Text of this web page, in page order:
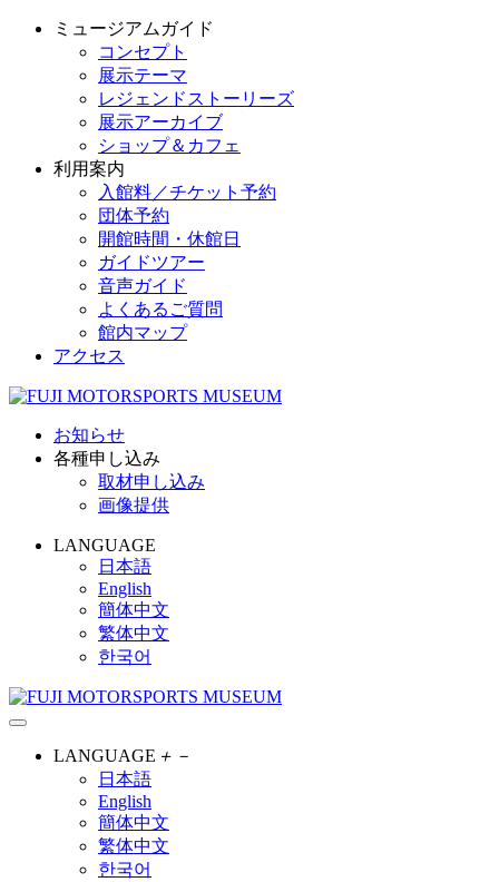
ミュージアムガイド
コンセプト
展示テーマ
レジェンドストーリーズ
展示アーカイブ
ショップ＆カフェ
利用案内
入館料／チケット予約
団体予約
開館時間・休館日
ガイドツアー
音声ガイド
よくあるご質問
館内マップ
アクセス
お知らせ
各種申し込み
取材申し込み
画像提供
LANGUAGE
日本語
English
簡体中文
繁体中文
한국어
LANGUAGE ＋ －
日本語
English
簡体中文
繁体中文
한국어